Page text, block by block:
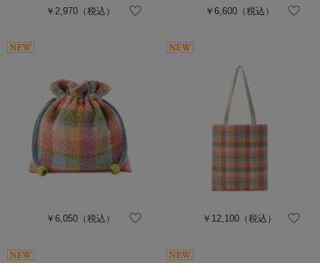
￥2,970 （税込） ￥6,600（税込）
￥6,050 （税込） ￥12,100 （税込）